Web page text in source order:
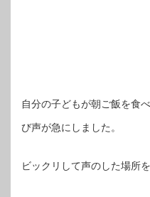
自分の子どもが朝ご飯を食
び声が急にしました。
ビックリして声のした場所